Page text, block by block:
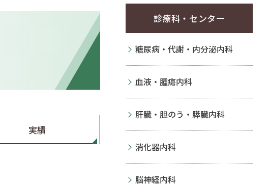
実績
診療科・センター
糖尿病・代謝・内分泌内科
血液・腫瘍内科
肝臓・胆のう・膵臓内科
消化器内科
脳神経内科